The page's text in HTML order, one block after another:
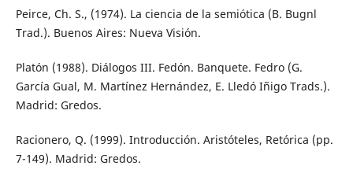
Peirce, Ch. S., (1974). La ciencia de la semiótica (B. Bugnl
Trad.). Buenos Aires: Nueva Visión.
Platón (1988). Diálogos III. Fedón. Banquete. Fedro (G.
García Gual, M. Martínez Hernández, E. Lledó Iñigo Trads.).
Madrid: Gredos.
Racionero, Q. (1999). Introducción. Aristóteles, Retórica (pp.
7-149). Madrid: Gredos.